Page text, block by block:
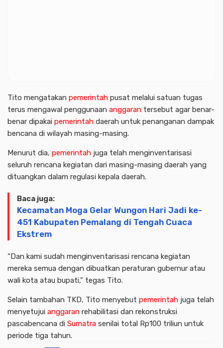
Tito mengatakan pemerintah pusat melalui satuan tugas
terus mengawal penggunaan anggaran tersebut agar benar-
benar dipakai pemerintah daerah untuk penanganan dampak
bencana di wilayah masing-masing.
Menurut dia, pemerintah juga telah menginventarisasi
seluruh rencana kegiatan dari masing-masing daerah yang
dituangkan dalam regulasi kepala daerah.
Baca juga:
Kecamatan Moga Gelar Wungon Hari Jadi ke-
451 Kabupaten Pemalang di Tengah Cuaca
Ekstrem
“Dan kami sudah menginventarisasi rencana kegiatan
mereka semua dengan dibuatkan peraturan gubernur atau
wali kota atau bupati,” tegas Tito.
Selain tambahan TKD, Tito menyebut pemerintah juga telah
menyetujui anggaran rehabilitasi dan rekonstruksi
pascabencana di Sumatra senilai total Rp100 triliun untuk
periode tiga tahun.